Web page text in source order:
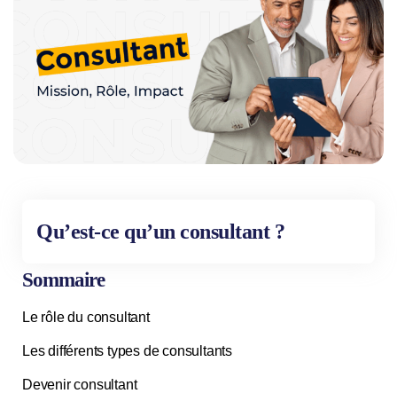
Qu’est-ce qu’un consultant ?
Sommaire
Le rôle du consultant
Les différents types de consultants
Devenir consultant